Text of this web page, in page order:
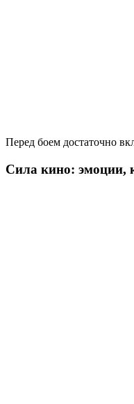
Перед боем достаточно
Сила кино: эмоции,